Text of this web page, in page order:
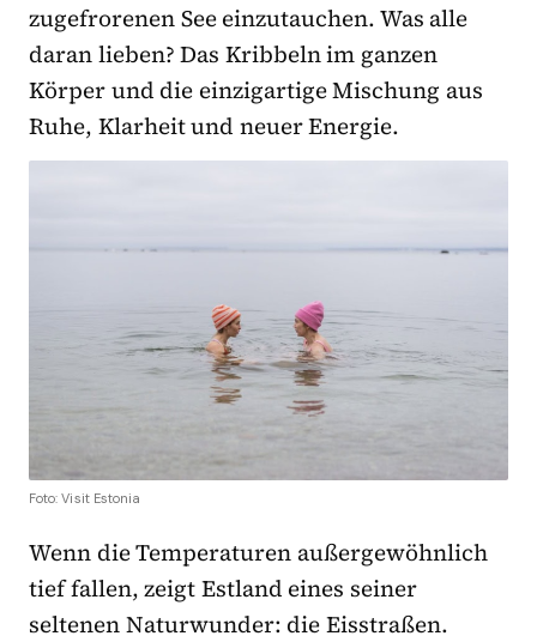
zugefrorenen See einzutauchen. Was alle
daran lieben? Das Kribbeln im ganzen
Körper und die einzigartige Mischung aus
Ruhe, Klarheit und neuer Energie.
Foto: Visit Estonia
Wenn die Temperaturen außergewöhnlich
tief fallen, zeigt Estland eines seiner
seltenen Naturwunder: die Eisstraßen.